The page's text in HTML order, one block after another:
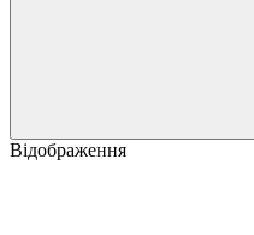
Відображення